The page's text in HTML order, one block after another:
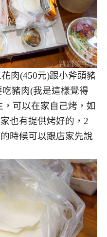
肉(450元)跟小斧頭豬
吃豬肉(我是這樣覺得
可以在家自己烤，如
也有提供烤好的，2
時候可以跟店家先說